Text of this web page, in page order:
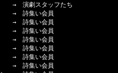
演劇スタッフたち
　詩集い会員
　詩集い会員
　詩集い会員
　詩集い会員
　詩集い会員
　詩集い会員
　詩集い会員